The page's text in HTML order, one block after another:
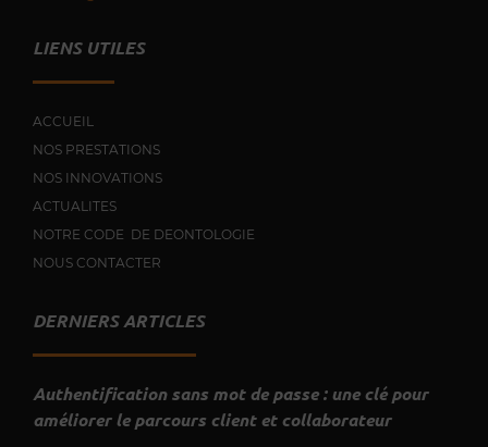
LIENS UTILES
ACCUEIL
NOS PRESTATIONS
NOS INNOVATIONS
ACTUALITES
NOTRE CODE DE DEONTOLOGIE
NOUS CONTACTER
DERNIERS ARTICLES
Authentification sans mot de passe : une clé pour
améliorer le parcours client et collaborateur